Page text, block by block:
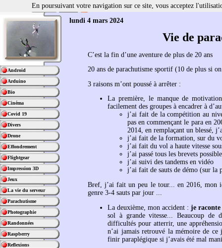
Android
Arduino
Bio
Cinéma
Covid 19
Divers
Drone
Effondrement
Flightgear
Impression 3D
Jeux
La vie du serveur
Parachutisme
Photographie
Randonnées
Raspberry
Reflexions
lundi 4 mars 2024
Vie de
C’est la fin d’une aventure de plus de 20 ans
20 ans de parachutisme sportif (10 de plus si
3 raisons m’ont poussé à arrêter :
La première, le manque de
facilement des groupes à encadrer à
j’ai fait de la compétition au
pas en commençant le para en
2014, en remplaçant un blessé,
j’ai fait de la formation, sur du
j’ai fait du vol a haute vitesse
j’ai passé tous les brevets
j’ai suivi des tandems en vidéo
j’ai fait de sauts de démo (sur la
Bref, j’ai fait un peu le tour... en 2016, mon
genre 3-4 sauts par jour ...
La deuxième, mon accident :je raconte
sol à grande vitesse... Beaucoup de
difficultés pour atterrir, une
n’ai jamais retrouvé la mémoire de ce
finir paraplégique si j’avais été mal
En poursuivant votre navigation sur ce site, vous acceptez